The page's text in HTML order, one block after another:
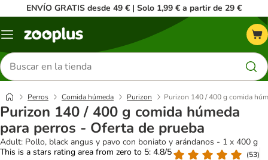
ENVÍO GRATIS desde 49 € | Solo 1,99 € a partir de 29 €
Menú
Buscar
productos
Perros Comida húmeda Purizon Purizon 140 / 400 g comida
Purizon 140 / 400 g comida húmeda
para perros - Oferta de prueba
Adult: Pollo, black angus y pavo con boniato y arándanos - 1 x 400 g
This is a stars rating area from zero to 5: 4.8/5
(53)